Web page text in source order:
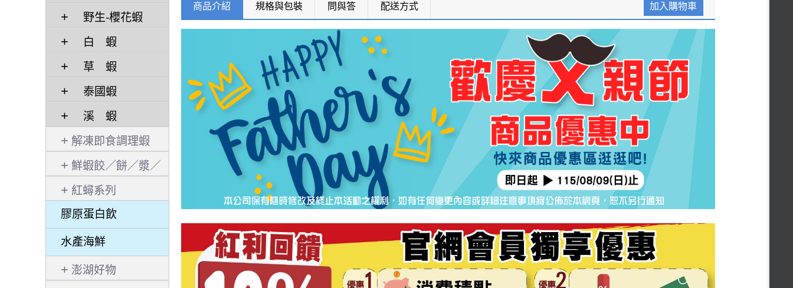
野生-櫻花蝦
白 蝦
草 蝦
泰國蝦
溪 蝦
解凍即食調理蝦
鮮蝦餃／餅／漿／
捲／粉
紅蟳系列
膠原蛋白飲
水產海鮮
澎湖好物
商品介紹 規格與包裝 問與答 配送方式 加入購物車